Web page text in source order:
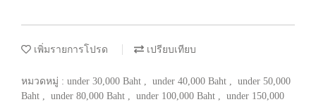
เพิ่มรายการโปรด เปรียบเทียบ
หมวดหมู่ : under 30,000 Baht , under 40,000 Baht , under 50,000
Baht , under 80,000 Baht , under 100,000 Baht , under 150,000